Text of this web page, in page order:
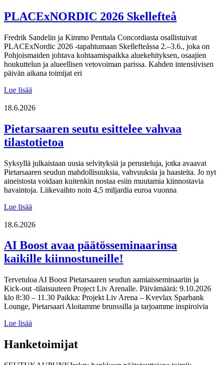
PLACExNORDIC 2026 Skellefteå
Fredrik Sandelin ja Kimmo Penttala Concordiasta osallistuivat
PLACExNordic 2026 -tapahtumaan Skellefteåssa 2.–3.6., joka on
Pohjoismaiden johtava kohtaamispaikka aluekehityksen, osaajien
houkuttelun ja alueellisen vetovoiman parissa. Kahden intensiivisen
päivän aikana toimijat eri
Lue lisää
Skellefteå
18.6.2026
Pietarsaaren seutu esittelee vahvaa
tilastotietoa
Syksyllä julkaistaan uusia selvityksiä ja perusteluja, jotka avaavat
Pietarsaaren seudun mahdollisuuksia, vahvuuksia ja haasteita. Jo nyt
aineistosta voidaan kuitenkin nostaa esiin muutamia kiinnostavia
havaintoja. Liikevaihto noin 4,5 miljardia euroa vuonna
Lue lisää
esittelee
tilastotietoa
18.6.2026
AI Boost avaa päätösseminaarinsa
kaikille kiinnostuneille!
Tervetuloa AI Boost Pietarsaaren seudun aamiaisseminaariin ja
Kick-out -tilaisuuteen Project Liv Arenalle. Päivämäärä: 9.10.2026
klo 8:30 – 11.30 Paikka: Projekt Liv Arena – Kvevlax Sparbank
Lounge, Pietarsaari Aloitamme brunssilla ja tarjoamme inspiroivia
Lue lisää
avaa
päätösseminaarinsa
Hanketoimijat